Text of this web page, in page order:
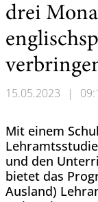
drei
15.05.2023 |
Mit einem
und den
bietet das
Ausland)